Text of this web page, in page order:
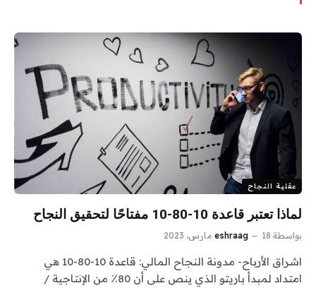
عقلية النجاح
لماذا تعتبر قاعدة 10-80-10 مفتاحًا لتحقيق النجاح
بواسطة eshraag 18 مارس، 2023
اشراق الأرباح- مدونة النجاح المالي: قاعدة 10-80-10 هي
امتداد لمبدأ باريتو الذي ينص على أن 80٪ من الإنتاجية /